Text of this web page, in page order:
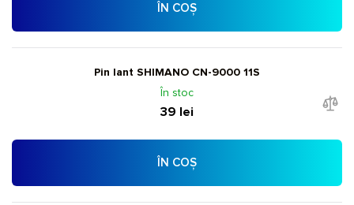
ÎN COȘ
Pin lant SHIMANO CN-9000 11S
În stoc
39 lei
ÎN COȘ